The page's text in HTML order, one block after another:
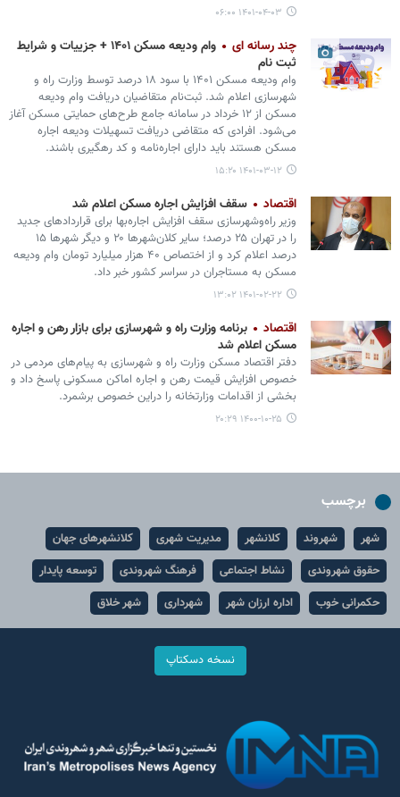
۱۴۰۱-۰۴-۰۳ ۰۶:۰۰
چند رسانه ای
وام ودیعه مسکن ۱۴۰۱ + جزییات و شرایط
ثبت نام
وام ودیعه مسکن ۱۴۰۱ با سود ۱۸ درصد توسط وزارت راه و
شهرسازی اعلام شد. ثبت‌نام متقاضیان دریافت وام ودیعه
مسکن از ۱۲ خرداد در سامانه جامع طرح‌های حمایتی مسکن آغاز
می‌شود. افرادی که متقاضی دریافت تسهیلات ودیعه اجاره
مسکن هستند باید دارای اجاره‌نامه و کد رهگیری باشند.
۱۴۰۱-۰۳-۱۲ ۱۵:۲۰
اقتصاد سقف افزایش اجاره مسکن اعلام شد
وزیر راه‌وشهرسازی سقف افزایش اجاره‌بها برای قراردادهای جدید
را در تهران ۲۵ درصد؛ سایر کلان‌شهرها ۲۰ و دیگر شهرها ۱۵
درصد اعلام کرد و از اختصاص ۴۰ هزار میلیارد تومان وام ودیعه
مسکن به مستاجران در سراسر کشور خبر داد.
۱۴۰۱-۰۲-۲۲ ۱۳:۰۲
اقتصاد
برنامه وزارت راه و شهرسازی برای بازار رهن و اجاره
مسکن اعلام شد
دفتر اقتصاد مسکن وزارت راه و شهرسازی به پیام‌های مردمی در
خصوص افزایش قیمت رهن و اجاره اماکن مسکونی پاسخ داد و
بخشی از اقدامات وزارتخانه را دراین خصوص برشمرد.
۱۴۰۰-۱۰-۲۵ ۲۰:۲۹
برچسب
شهر شهروند کلانشهر مدیریت شهری
کلانشهرهای جهان
حقوق شهروندی
نشاط اجتماعی فرهنگ شهروندی
توسعه پایدار
حکمرانی خوب
اداره ارزان شهر شهرداری شهر خلاق
نسخه دسکتاپ